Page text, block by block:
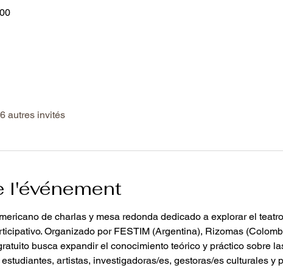
autres invités
l'événement
de charlas y mesa redonda dedicado a explorar el
Organizado por FESTIM (Argentina), Rizomas
busca expandir el conocimiento teórico y práctico sobre
artistas, investigadoras/es, gestoras/es culturales y